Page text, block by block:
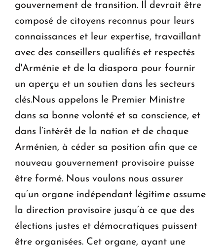
gouvernement de transition. Il devrait être
composé de citoyens reconnus pour leurs
connaissances et leur expertise, travaillant
avec des conseillers qualifiés et respectés
d'Arménie et de la diaspora pour fournir
un aperçu et un soutien dans les secteurs
clés.Nous appelons le Premier Ministre
dans sa bonne volonté et sa conscience, et
dans l’intérêt de la nation et de chaque
Arménien, à céder sa position afin que ce
nouveau gouvernement provisoire puisse
être formé. Nous voulons nous assurer
qu’un organe indépendant légitime assume
la direction provisoire jusqu’à ce que des
élections justes et démocratiques puissent
être organisées. Cet organe, ayant une